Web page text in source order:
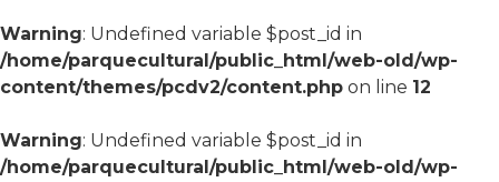
Warning: Undefined variable $post_id in
/home/parquecultural/public_html/web-old/wp-
content/themes/pcdv2/content.php on line 12
Warning: Undefined variable $post_id in
/home/parquecultural/public_html/web-old/wp-